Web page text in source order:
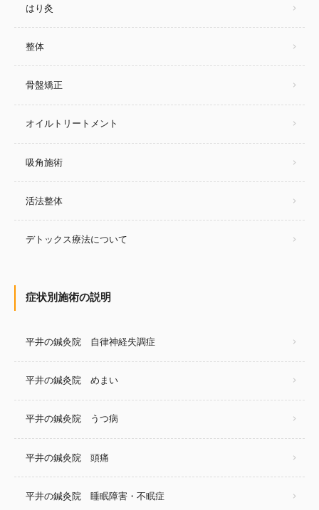
はり灸
整体
骨盤矯正
オイルトリートメント
吸角施術
活法整体
デトックス療法について
症状別施術の説明
平井の鍼灸院 自律神経失調症
平井の鍼灸院 めまい
平井の鍼灸院 うつ病
平井の鍼灸院 頭痛
平井の鍼灸院 睡眠障害・不眠症